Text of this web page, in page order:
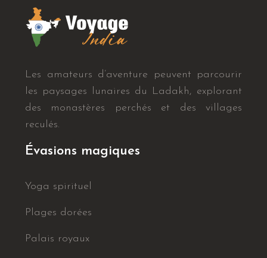
Les amateurs d’aventure peuvent parcourir
les paysages lunaires du Ladakh, explorant
des monastères perchés et des villages
reculés.
Évasions magiques
Yoga spirituel
Plages dorées
Palais royaux